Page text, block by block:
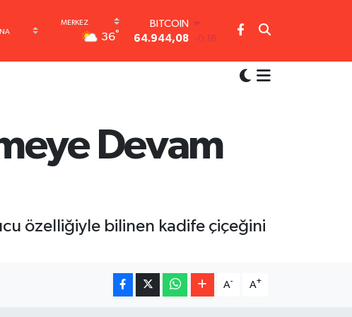
36°
DOLAR
47,7436 0.18
GRAM ALTIN
6660.55
0.03
Devam
özelliğiyle bilinen kadife çiçeğini
A- A+